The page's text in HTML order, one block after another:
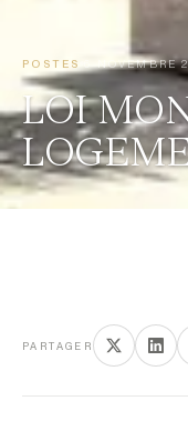
POSTES 6 NOVEMBRE
LOI
PARTAGER